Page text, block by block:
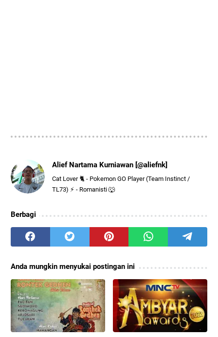
Alief Nartama Kurniawan [@aliefnk]
Cat Lover 🐈 - Pokemon GO Player (Team Instinct /
TL73) ⚡ - Romanisti 🐺
Berbagi
Anda mungkin menyukai postingan ini